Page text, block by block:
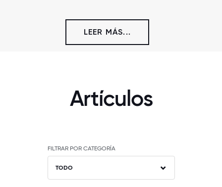
LEER MÁS...
Artículos
FILTRAR POR CATEGORÍA
TODO